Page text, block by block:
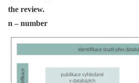
the review.
n – number